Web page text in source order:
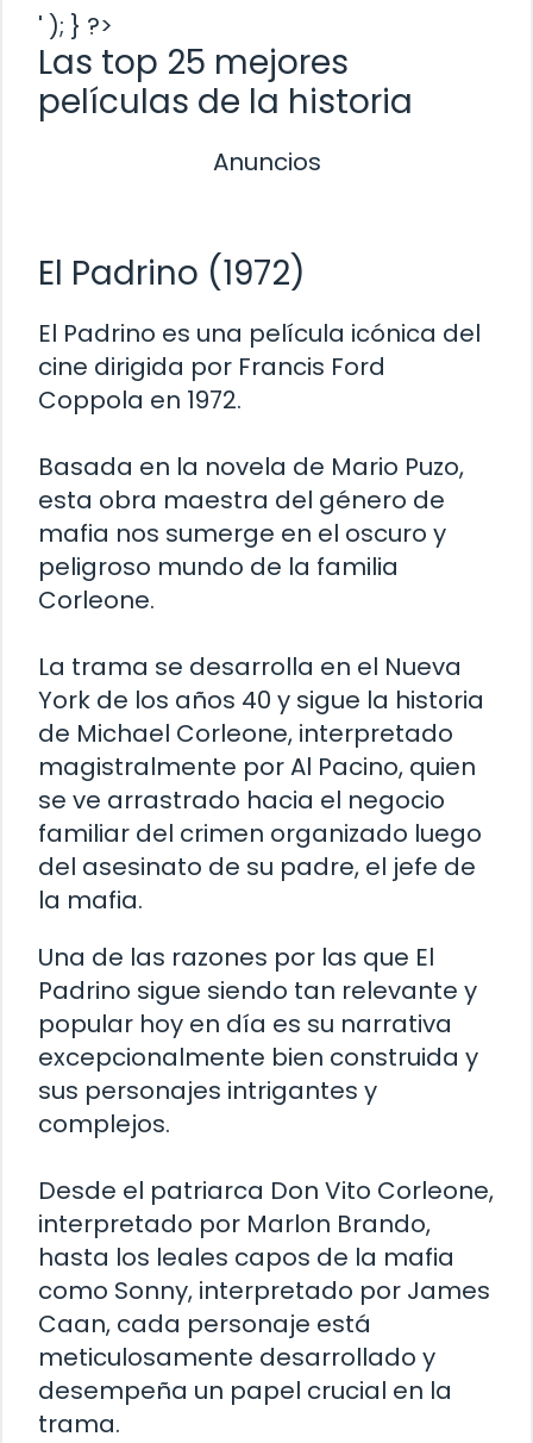
' ); } ?>
Las top 25 mejores
películas de la historia
Anuncios
El Padrino (1972)
El Padrino es una película icónica del
cine dirigida por Francis Ford
Coppola en 1972.
Basada en la novela de Mario Puzo,
esta obra maestra del género de
mafia nos sumerge en el oscuro y
peligroso mundo de la familia
Corleone.
La trama se desarrolla en el Nueva
York de los años 40 y sigue la historia
de Michael Corleone, interpretado
magistralmente por Al Pacino, quien
se ve arrastrado hacia el negocio
familiar del crimen organizado luego
del asesinato de su padre, el jefe de
la mafia.
Una de las razones por las que El
Padrino sigue siendo tan relevante y
popular hoy en día es su narrativa
excepcionalmente bien construida y
sus personajes intrigantes y
complejos.
Desde el patriarca Don Vito Corleone,
interpretado por Marlon Brando,
hasta los leales capos de la mafia
como Sonny, interpretado por James
Caan, cada personaje está
meticulosamente desarrollado y
desempeña un papel crucial en la
trama.